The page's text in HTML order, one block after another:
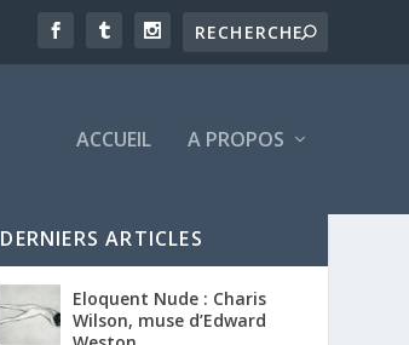
ACCUEIL A PROPOS
DERNIERS ARTICLES
Eloquent Nude : Charis
Wilson, muse d’Edward